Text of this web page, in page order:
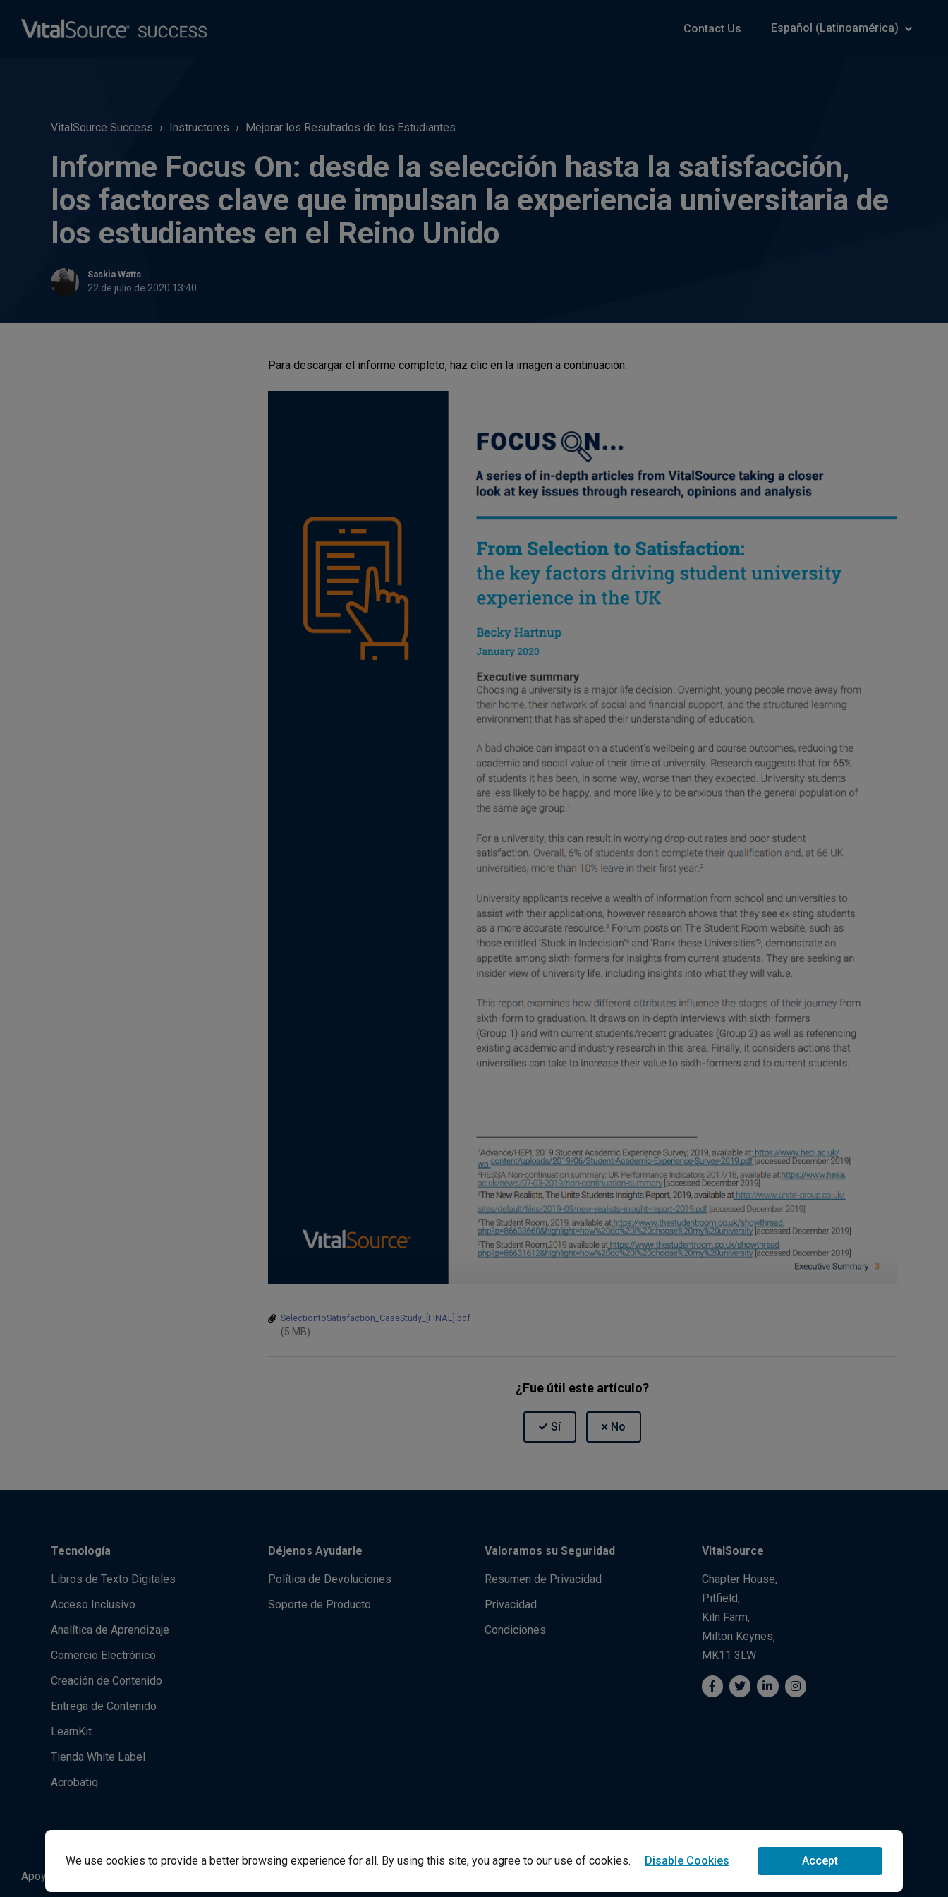
We use cookies to provide a better browsing experience for all. By using this site, you agree to our use of cookies. Disable Cookies Accept
Contact Us Español (Latinoamérica)
VitalSource Success Instructores Mejorar los Resultados de los Estudiantes
Informe Focus On: desde la selección hasta la satisfacción,
los factores clave que impulsan la experiencia universitaria de
los estudiantes en el Reino Unido
Saskia Watts
22 de julio de 2020 13:40
Para descargar el informe completo, haz clic en la imagen a continuación.
SelectiontoSatisfaction_CaseStudy_[FINAL].pdf
(5 MB)
¿Fue útil este artículo?
Tecnología
Libros de Texto Digitales
Acceso Inclusivo
Analítica de Aprendizaje
Comercio Electrónico
Creación de Contenido
Entrega de Contenido
LearnKit
Tienda White Label
Acrobatiq
Déjenos Ayudarle
Política de Devoluciones
Soporte de Producto
Valoramos su Seguridad
Resumen de Privacidad
Privacidad
Condiciones
VitalSource
Chapter House,
Pitfield,
Kiln Farm,
Milton Keynes,
MK11 3LW
Apoyo al Estudiante © Derechos de autor 2021 VitalSource Technologies LLC Reservados Todos los Derechos